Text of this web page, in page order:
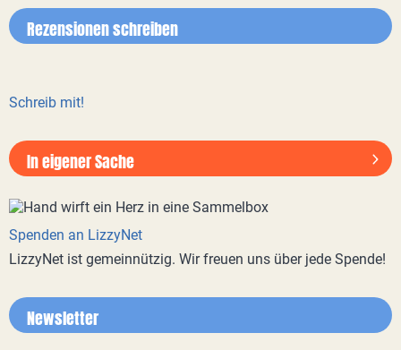
Rezensionen schreiben
Schreib mit!
In eigener Sache
Spenden an LizzyNet
LizzyNet ist gemeinnützig. Wir freuen uns über jede Spende!
Newsletter